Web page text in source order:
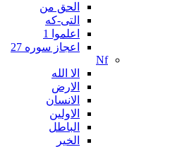
الحق من
التی-که
اعلموا 1
اعجاز سوره 27
Nf
الا الله
الارض
الانسان
الاولین
الباطل
الخیر